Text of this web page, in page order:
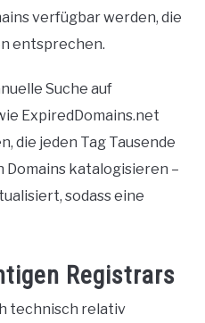
verfügbar werden, die
entsprechen.
Suche auf
ExpiredDomains.net
die jeden Tag Tausende
katalogisieren –
sodass eine
Registrars
technisch relativ